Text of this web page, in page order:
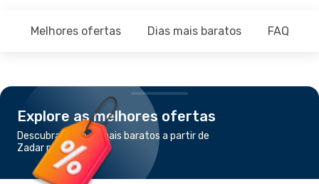
Melhores ofertas Dias mais baratos FAQ
Explore as melhores ofertas
Descubra os voos mais baratos a partir de
Zadar para Milão